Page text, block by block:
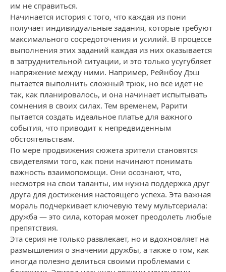
им не справиться.
Начинается история с того, что каждая из пони
получает индивидуальные задания, которые требуют
максимального сосредоточения и усилий. В процессе
выполнения этих заданий каждая из них оказывается
в затруднительной ситуации, и это только усугубляет
напряжение между ними. Например, Рейнбоу Дэш
пытается выполнить сложный трюк, но всё идет не
так, как планировалось, и она начинает испытывать
сомнения в своих силах. Тем временем, Рарити
пытается создать идеальное платье для важного
события, что приводит к непредвиденным
обстоятельствам.
По мере продвижения сюжета зрители становятся
свидетелями того, как пони начинают понимать
важность взаимопомощи. Они осознают, что,
несмотря на свои таланты, им нужна поддержка друг
друга для достижения настоящего успеха. Эта важная
мораль подчеркивает ключевую тему мультсериала:
дружба — это сила, которая может преодолеть любые
препятствия.
Эта серия не только развлекает, но и вдохновляет на
размышления о значении дружбы, а также о том, как
иногда полезно делиться своими проблемами с